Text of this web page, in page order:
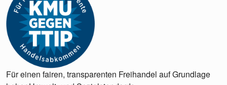
Für einen fairen, transparenten Freihandel auf Grundlage